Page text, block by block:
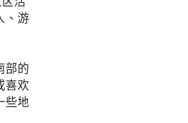
、游
部的
喜欢
些地